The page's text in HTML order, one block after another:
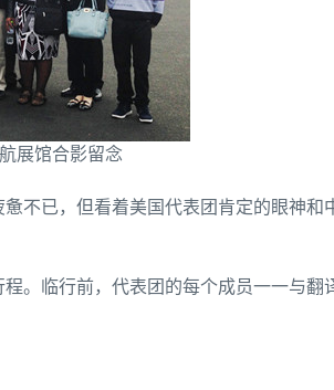
展馆合影留念
不已，但看着美国代表团肯定的眼神和
。临行前，代表团的每个成员一一与翻